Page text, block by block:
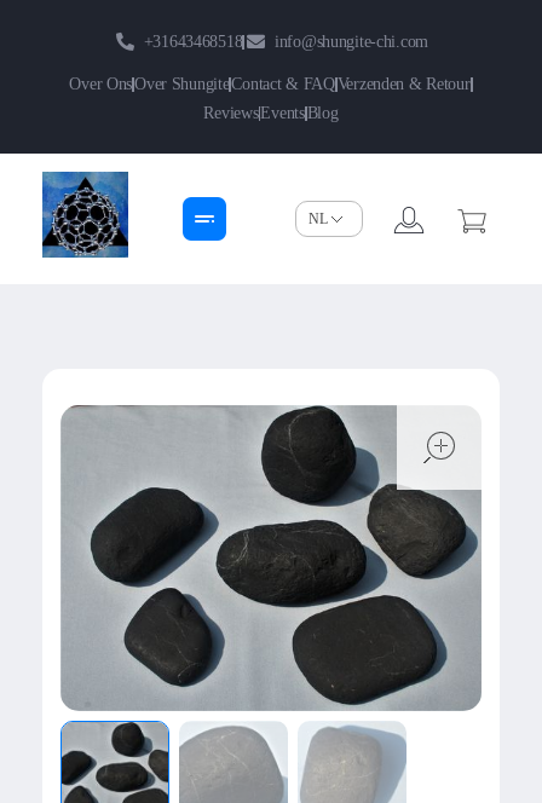
+31643468518 info@shungite-chi.com
Over OnsOver ShungiteContact & FAQVerzenden & Retour
ReviewsEventsBlog